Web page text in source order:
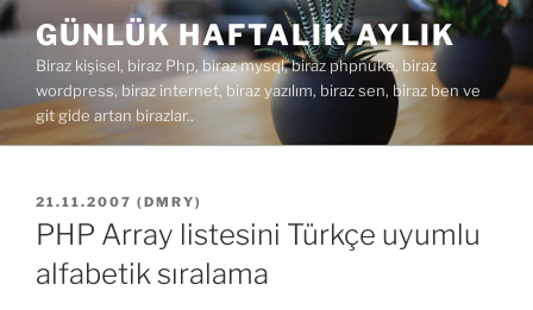
İçeriğe
geç
GÜNLÜK HAFTALIK AYLIK
Biraz kişisel, biraz Php, biraz mysql, biraz phpnuke, biraz
wordpress, biraz internet, biraz yazılım, biraz sen, biraz ben ve
git gide artan birazlar..
YAYIM
TARIHI
21.11.2007 ( DMRY)
PHP Array listesini Türkçe uyumlu
alfabetik sıralama